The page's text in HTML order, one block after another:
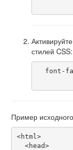
стилей
Пример
<html>